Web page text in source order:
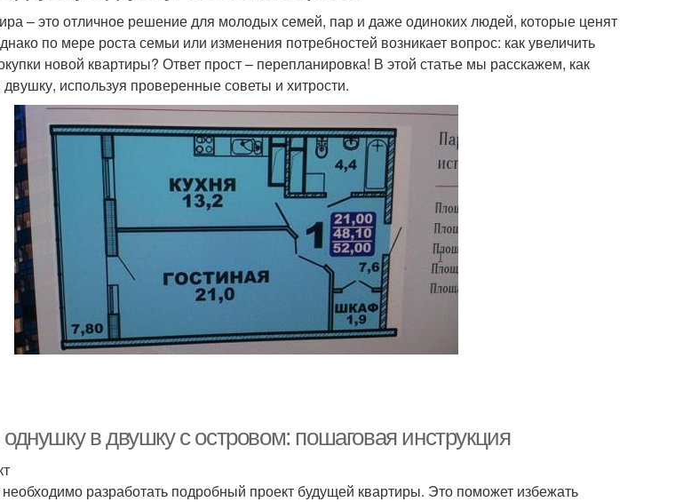
– это отличное решение для молодых семей, пар и даже одиноких людей, которые ценят
по мере роста семьи или изменения потребностей возникает вопрос: как увеличить
новой квартиры? Ответ прост – перепланировка! В этой статье мы расскажем, как
используя проверенные советы и хитрости.
однушку в двушку с островом: пошаговая инструкция
разработать подробный проект будущей квартиры. Это поможет избежать